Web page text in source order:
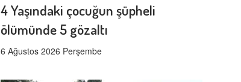
4 Yaşındaki çocuğun şüpheli
ölümünde 5 gözaltı
6 Ağustos 2026 Perşembe